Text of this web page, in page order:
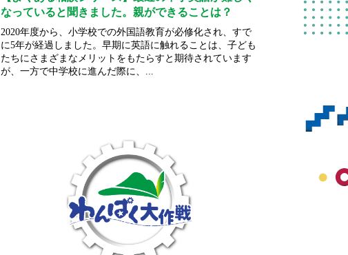
なっていると聞きました。親ができることは？
2020年度から、小学校での外国語教育が必修化され、すで
に5年が経過しました。早期に英語に触れることは、子ども
たちにさまざまなメリットをもたらすと期待されています
が、一方で中学校に進んだ際に、...